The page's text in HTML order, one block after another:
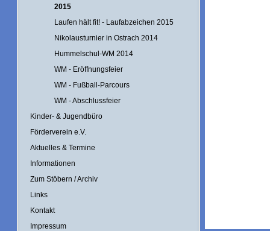
2015
Laufen hält fit! - Laufabzeichen 2015
Nikolausturnier in Ostrach 2014
Hummelschul-WM 2014
WM - Eröffnungsfeier
WM - Fußball-Parcours
WM - Abschlussfeier
Kinder- & Jugendbüro
Förderverein e.V.
Aktuelles & Termine
Informationen
Zum Stöbern / Archiv
Links
Kontakt
Impressum